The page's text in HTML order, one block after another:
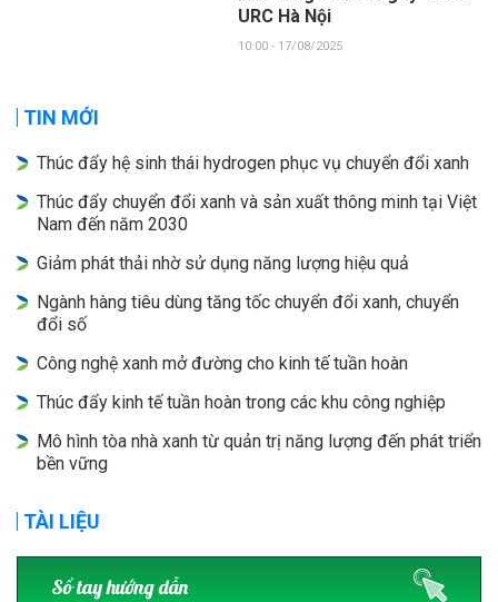
URC Hà Nội
10:00 - 17/08/2025
TIN MỚI
Thúc đẩy hệ sinh thái hydrogen phục vụ chuyển đổi xanh
Thúc đẩy chuyển đổi xanh và sản xuất thông minh tại Việt
Nam đến năm 2030
Giảm phát thải nhờ sử dụng năng lượng hiệu quả
Ngành hàng tiêu dùng tăng tốc chuyển đổi xanh, chuyển
đổi số
Công nghệ xanh mở đường cho kinh tế tuần hoàn
Thúc đẩy kinh tế tuần hoàn trong các khu công nghiệp
Mô hình tòa nhà xanh từ quản trị năng lượng đến phát triển
bền vững
TÀI LIỆU
Sổ tay hướng dẫn